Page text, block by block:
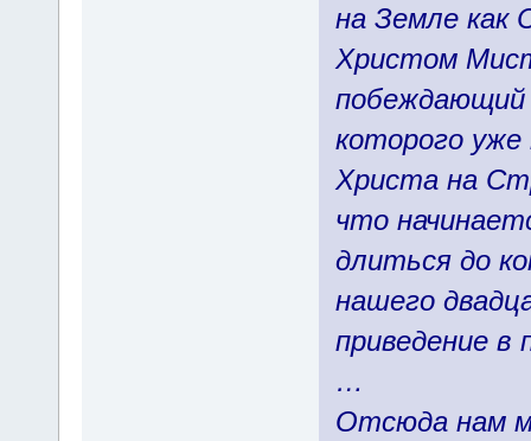
на Земле как
Христом
побеждающий
которого
Христа на
что
длиться до
нашего
приведение в
…
Отсюда нам